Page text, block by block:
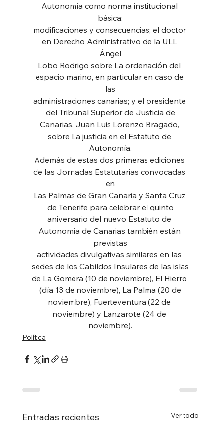
Autonomía como norma institucional
básica:
modificaciones y consecuencias; el doctor
en Derecho Administrativo de la ULL
Ángel
Lobo Rodrigo sobre La ordenación del
espacio marino, en particular en caso de
las
administraciones canarias; y el presidente
del Tribunal Superior de Justicia de
Canarias, Juan Luis Lorenzo Bragado,
sobre La justicia en el Estatuto de
Autonomía.
Además de estas dos primeras ediciones
de las Jornadas Estatutarias convocadas
en
Las Palmas de Gran Canaria y Santa Cruz
de Tenerife para celebrar el quinto
aniversario del nuevo Estatuto de
Autonomía de Canarias también están
previstas
actividades divulgativas similares en las
sedes de los Cabildos Insulares de las islas
de La Gomera (10 de noviembre), El Hierro
(día 13 de noviembre), La Palma (20 de
noviembre), Fuerteventura (22 de
noviembre) y Lanzarote (24 de
noviembre).
Política
Entradas recientes Ver todo